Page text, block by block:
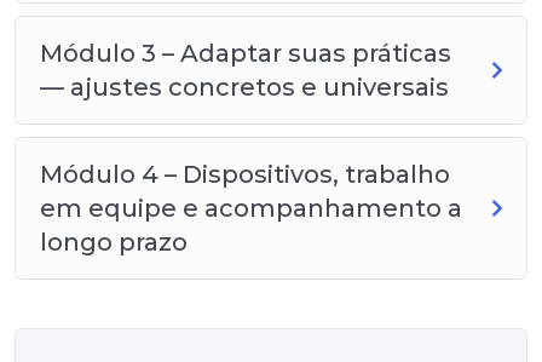
Módulo 3 – Adaptar suas práticas
— ajustes concretos e universais
Módulo 4 – Dispositivos, trabalho
em equipe e acompanhamento a
longo prazo